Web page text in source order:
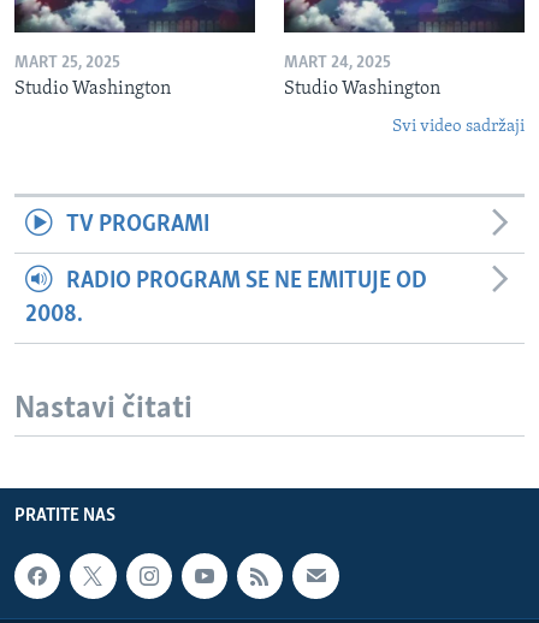
MART 25, 2025
Studio Washington
MART 24, 2025
Studio Washington
Svi video sadržaji
TV PROGRAMI
RADIO PROGRAM SE NE EMITUJE OD
2008.
Nastavi čitati
PRATITE NAS